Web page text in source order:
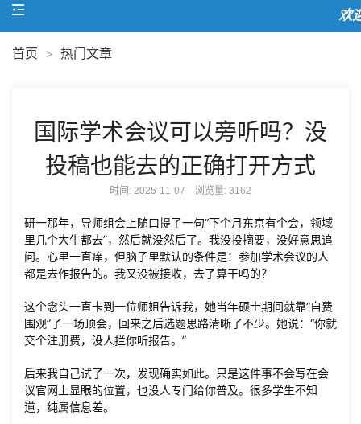
欢
首页 > 热门文章
国际学术会议可以旁听吗？没
投稿也能去的正确打开方式
时间: 2025-11-07 浏览量: 3162
研一那年，导师组会上随口提了一句“下个月东京有个会，领域
里几个大牛都去”，然后就没然后了。我没投摘要，没好意思追
问。心里一直痒，但脑子里默认的条件是：参加学术会议的人
都是去作报告的。我又没被接收，去了算干吗的？
这个念头一直卡到一位师姐告诉我，她当年硕士期间就靠“自费
围观”了一场顶会，回来之后选题思路清晰了不少。她说：“你就
交个注册费，没人拦你听报告。”
后来我自己试了一次，发现确实如此。只是这件事不会写在会
议官网上显眼的位置，也没人专门给你普及。很多学生不知
道，纯属信息差。